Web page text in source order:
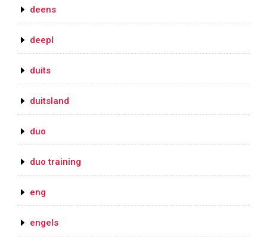
deens
deepl
duits
duitsland
duo
duo training
eng
engels